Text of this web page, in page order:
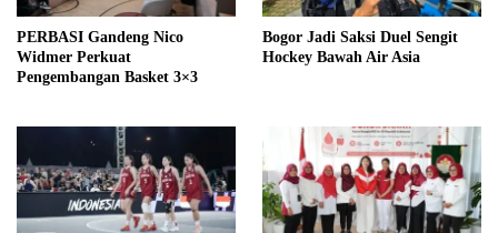
PERBASI Gandeng Nico
Widmer Perkuat
Pengembangan Basket 3×3
Bogor Jadi Saksi Duel Sengit
Hockey Bawah Air Asia